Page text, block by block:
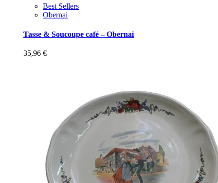
Best Sellers
Obernai
Tasse & Soucoupe café – Obernai
35,96 €